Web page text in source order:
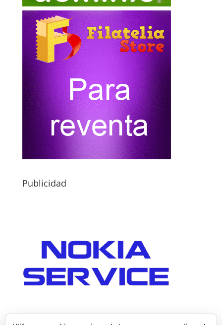
Publicidad